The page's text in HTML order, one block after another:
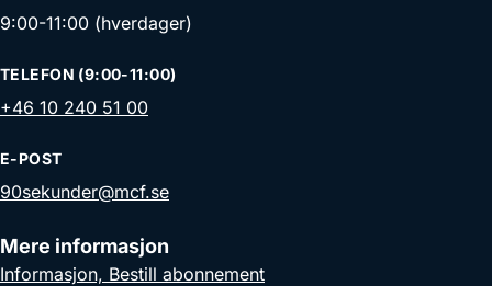
9:00-11:00 (hverdager)
TELEFON (9:00-11:00)
+46 10 240 51 00
E-POST
90sekunder@mcf.se
Mere informasjon
Informasjon, Bestill abonnement